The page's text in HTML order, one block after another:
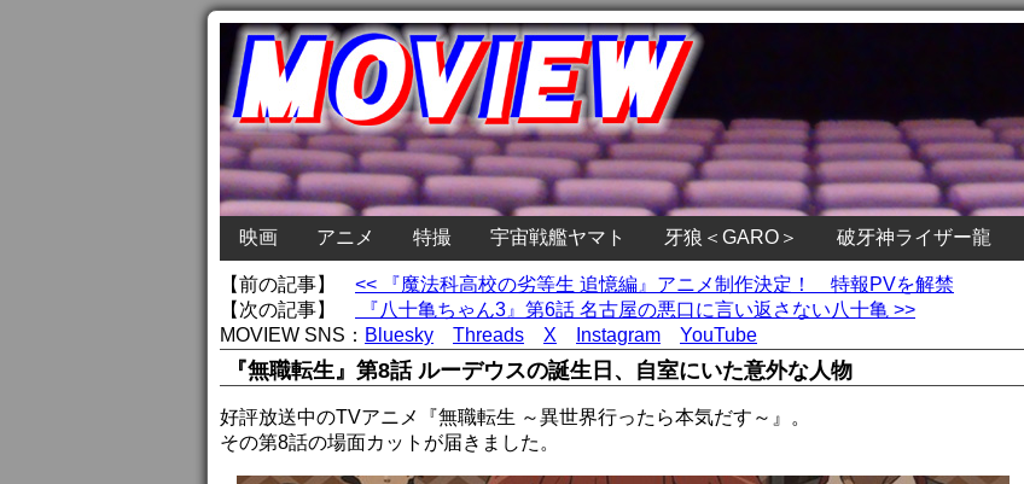
映画 アニメ 特撮 宇宙戦艦ヤマト 牙狼＜GARO＞ 破牙神ライザー龍
【前の記事】 << 『魔法科高校の劣等生 追憶編』アニメ制作決定！ 特報PVを解禁
【次の記事】
『八十亀ちゃん3』第6話 名古屋の悪口に言い返さない八十亀 >>
MOVIEW SNS： Bluesky Threads X Instagram YouTube
『無職転生』第8話 ルーデウスの誕生日、自室にいた意外な人物
好評放送中のTVアニメ『無職転生 ～異世界行ったら本気だす～』。
その第8話の場面カットが届きました。